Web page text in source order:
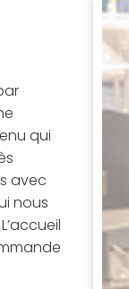
qui
avec
nous